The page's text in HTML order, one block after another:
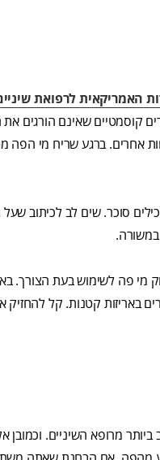
האמריקאית לרפואת
קוסמטיים שאינם הורגים
אחרים. ברגע שריח מי הפה
סוכר. שים לב לכיתוב
פה לשימוש בעת הצורך.
קטנות. קל להחזיק
מרופא השיניים.